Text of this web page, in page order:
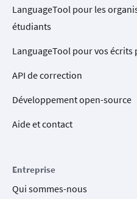
LanguageTool pour les
étudiants
LanguageTool pour vos
API de correction
Développement open-source
Aide et contact
Entreprise
Qui sommes-nous